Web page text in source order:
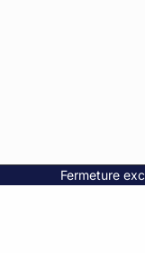
Fermeture